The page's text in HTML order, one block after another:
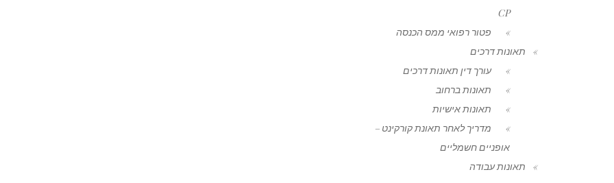
CP
פטור רפואי ממס הכנסה
תאונות דרכים
עורך דין תאונות דרכים
תאונות ברחוב
תאונות אישיות
מדריך לאחר תאונת קורקינט –
אופניים חשמליים
תאונות עבודה